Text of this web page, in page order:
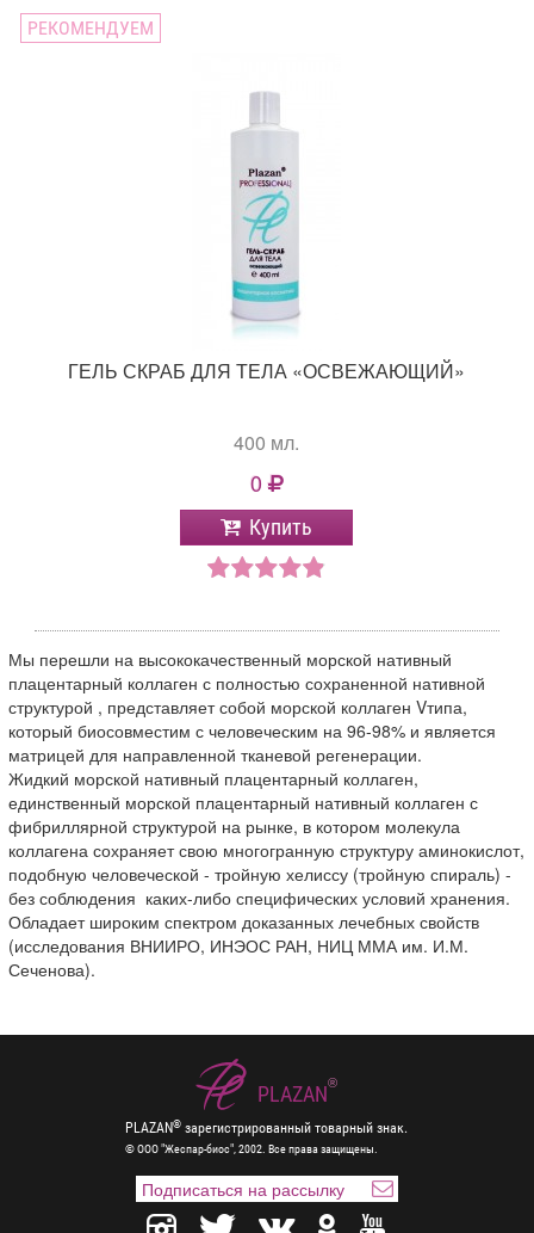
РЕКОМЕНДУЕМ
ГЕЛЬ СКРАБ ДЛЯ ТЕЛА «ОСВЕЖАЮЩИЙ»
400 мл.
0
Купить
Мы перешли на высококачественный морской нативный
плацентарный коллаген с полностью сохраненной нативной
структурой , представляет собой морской коллаген Vтипа,
который биосовместим с человеческим на 96-98% и является
матрицей для направленной тканевой регенерации.
Жидкий морской нативный плацентарный коллаген,
единственный морской плацентарный нативный коллаген с
фибриллярной структурой на рынке, в котором молекула
коллагена сохраняет свою многогранную структуру аминокислот,
подобную человеческой - тройную хелиссу (тройную спираль) -
без соблюдения каких-либо специфических условий хранения.
Обладает широким спектром доказанных лечебных свойств
(исследования ВНИИРО, ИНЭОС РАН, НИЦ ММА им. И.М.
Сеченова).
PLAZAN®
PLAZAN® зарегистрированный товарный знак.
© ООО "Жеспар-биос", 2002. Все права защищены.